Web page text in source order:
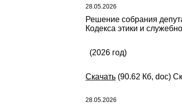
28.05.2026
Решение собрания
Кодекса этики и
(2026 год)
Скачать (90.62 Кб, doc)
28.05.2026